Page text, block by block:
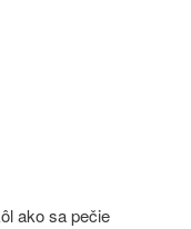
ako sa pečie